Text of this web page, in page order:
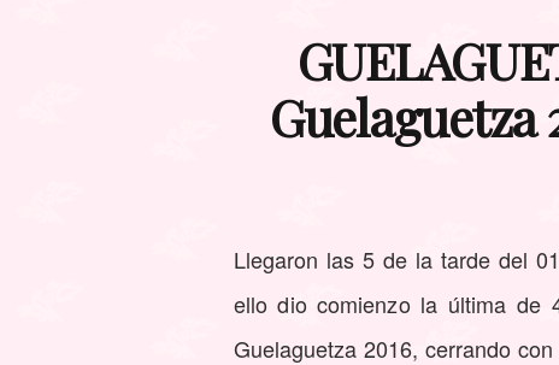
Guelaguetza
Llegaron las 5 de la tarde del
ello dio comienzo la última de
Guelaguetza 2016, cerrando